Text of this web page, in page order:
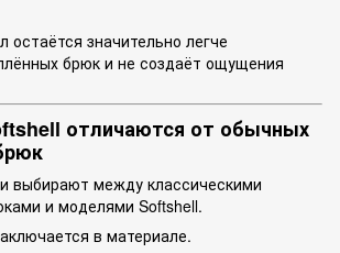
остаётся значительно легче
брюк и не создаёт ощущения
отличаются от обычных
выбирают между классическими
и моделями Softshell.
в материале.